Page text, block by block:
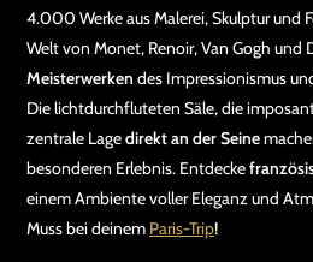
4.000 Werke aus Malerei, Skulptur und
Welt von Monet, Renoir, Van Gogh und
Meisterwerken des Impressionismus
Die lichtdurchfluteten Säle, die
zentrale Lagedirekt an der Seine
besonderen Erlebnis. Entdecke
einem Ambiente voller Eleganz und
Muss bei deinem Paris-Trip!